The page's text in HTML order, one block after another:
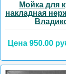
Мойка для
накладная
Цена 950.00